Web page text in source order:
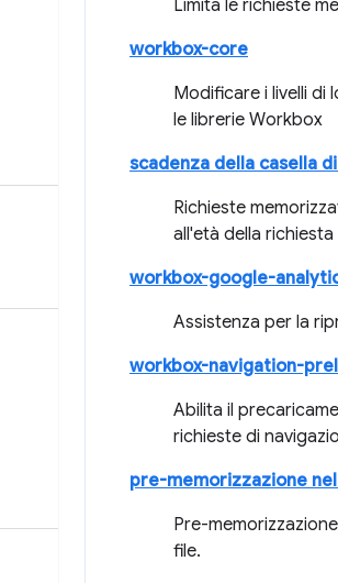
Limita le richieste
workbox-core
Modificare i livelli di
le librerie Workbox
scadenza della casella
Richieste
all'età della
workbox-google-
Assistenza per la
workbox-navigation-
Abilita il
richieste di
pre-memorizzazione
Pre-
file.